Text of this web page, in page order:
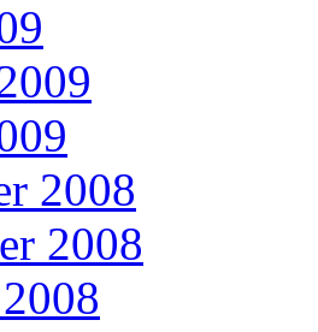
2008
2008